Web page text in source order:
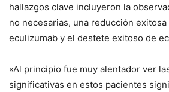
hallazgos clave incluyeron la
no necesarias, una reducción
eculizumab y el destete exitoso de
«Al principio fue muy alentador ver
significativas en estos pacientes